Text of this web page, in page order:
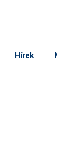
Hírek